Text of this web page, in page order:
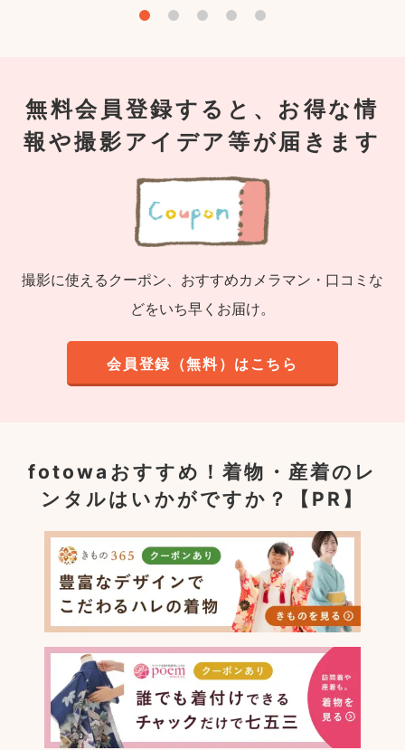
無料会員登録すると、お得な情
報や撮影アイデア等が届きます
撮影に使えるクーポン、おすすめカメラマン・口コミな
どをいち早くお届け。
会員登録（無料）はこちら
fotowaおすすめ！着物・産着のレ
ンタルはいかがですか？【PR】